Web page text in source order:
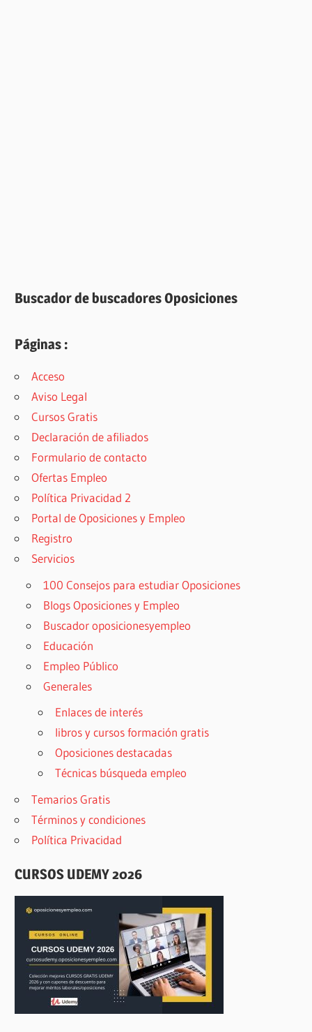
Buscador de buscadores Oposiciones
Páginas :
Acceso
Aviso Legal
Cursos Gratis
Declaración de afiliados
Formulario de contacto
Ofertas Empleo
Política Privacidad 2
Portal de Oposiciones y Empleo
Registro
Servicios
100 Consejos para estudiar Oposiciones
Blogs Oposiciones y Empleo
Buscador oposicionesyempleo
Educación
Empleo Público
Generales
Enlaces de interés
libros y cursos formación gratis
Oposiciones destacadas
Técnicas búsqueda empleo
Temarios Gratis
Términos y condiciones
Política Privacidad
CURSOS UDEMY 2026